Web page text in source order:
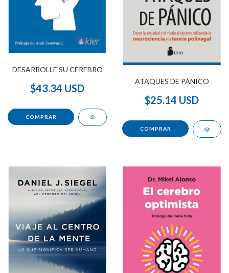
DESARROLLE SU CEREBRO
$43.34 USD
ATAQUES DE PÁNICO
$25.14 USD